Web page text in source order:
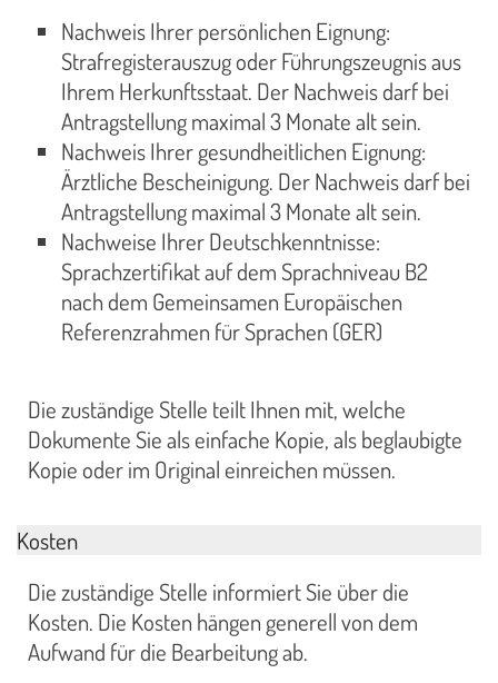
Nachweis Ihrer persönlichen Eignung:
Strafregisterauszug oder Führungszeugnis aus
Ihrem Herkunftsstaat. Der Nachweis darf bei
Antragstellung maximal 3 Monate alt sein.
Nachweis Ihrer gesundheitlichen Eignung:
Ärztliche Bescheinigung. Der Nachweis darf bei
Antragstellung maximal 3 Monate alt sein.
Nachweise Ihrer Deutschkenntnisse:
Sprachzertifikat auf dem Sprachniveau B2
nach dem Gemeinsamen Europäischen
Referenzrahmen für Sprachen (GER)
Die zuständige Stelle teilt Ihnen mit, welche
Dokumente Sie als einfache Kopie, als beglaubigte
Kopie oder im Original einreichen müssen.
Kosten
Die zuständige Stelle informiert Sie über die
Kosten. Die Kosten hängen generell von dem
Aufwand für die Bearbeitung ab.